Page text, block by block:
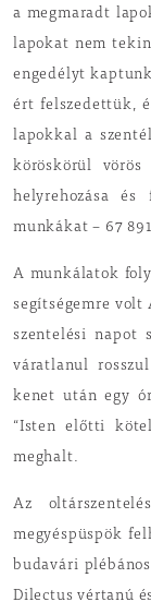
a megmaradt
lapokat nem
engedélyt
ért felszedettük,
lapokkal a
köröskörül
helyrehozása
munkákat – 67
A munkálatok
segítségemre volt
szentelési napot
váratlanul
kenet után egy
“Isten előtti
meghalt.
Az
megyéspüspök
budavári
Dilectus vértanú